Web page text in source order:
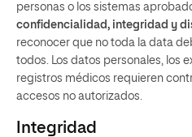
personas o los sistemas
confidencialidad, integridad y
reconocer que no toda la data
todos. Los datos personales, los
registros médicos requieren
accesos no autorizados.
Integridad